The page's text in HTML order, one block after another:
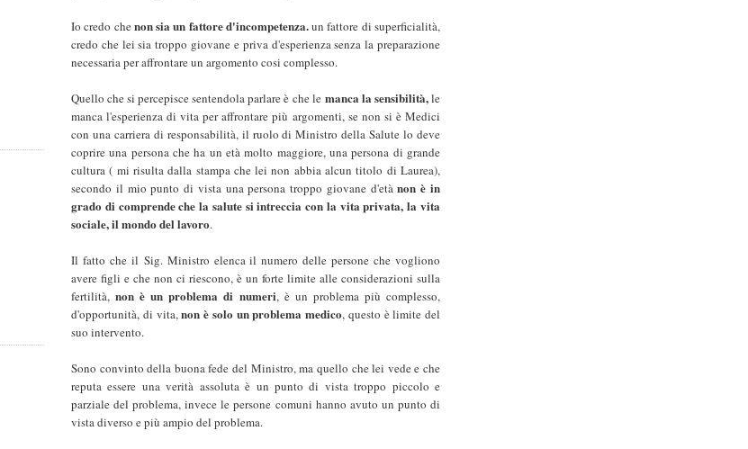
Io credo chenon sia un fattore d'incompetenza.un fattore di superficialità,
credo che lei sia troppo giovane e priva d'esperienza senza la preparazione
necessaria per affrontare un argomento cosi complesso.
Quello che si percepisce sentendola parlare è che le manca la sensibilità,le
manca l'esperienza di vita per affrontare più argomenti, se non si è Medici
con una carriera di responsabilità, il ruolo di Ministro della Salute lo deve
coprire una persona che ha un età molto maggiore, una persona di grande
cultura ( mi risulta dalla stampa che lei non abbia alcun titolo di Laurea),
secondo il mio punto di vista una persona troppo giovane d'etànon è in
grado di comprende che la salute si intreccia con la vita privata, la vita
sociale, il mondo del lavoro.
Il fatto che il Sig. Ministro elenca il numero delle persone che vogliono
avere figli e che non ci riescono, è un forte limite alle considerazioni sulla
fertilità,non è un problema di numeri, è un problema più complesso,
d'opportunità, di vita,non è solo un problema medico, questo è limite del
suo intervento.
Sono convinto della buona fede del Ministro, ma quello che lei vede e che
reputa essere una verità assoluta è un punto di vista troppo piccolo e
parziale del problema, invece le persone comuni hanno avuto un punto di
vista diverso e più ampio del problema.